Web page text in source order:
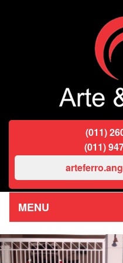
(011)
(011)
MENU
Previous